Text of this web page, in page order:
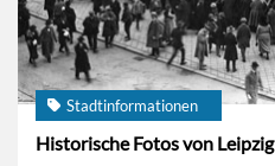
Stadtinformationen
Historische Fotos von Leipzig